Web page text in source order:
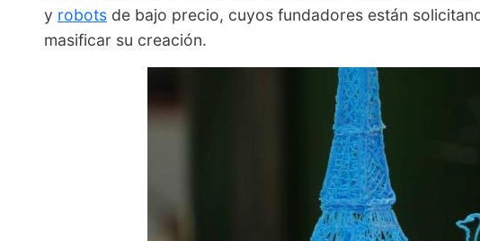
y robots de bajo precio, cuyos fundadores están
masificar su creación.